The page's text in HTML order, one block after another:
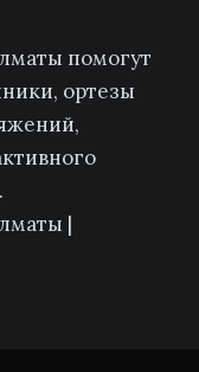
помогут
ортезы
|